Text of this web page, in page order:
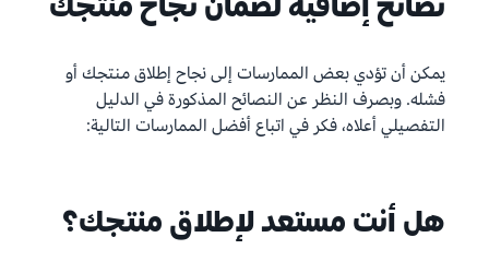
نصائح إضافية لضمان نجاح منتجك
يمكن أن تؤدي بعض الممارسات إلى نجاح إطلاق منتجك أو
فشله. وبصرف النظر عن النصائح المذكورة في الدليل
التفصيلي أعلاه، فكر في اتباع أفضل الممارسات التالية:
هل أنت مستعد لإطلاق منتجك؟